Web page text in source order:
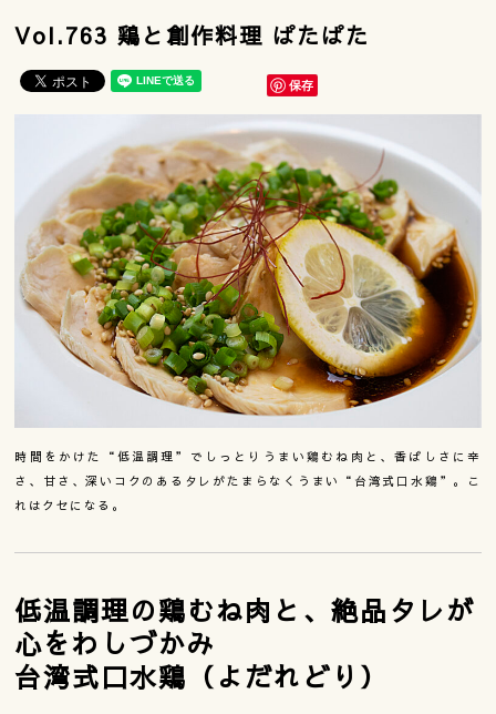
Vol.763 鶏と創作料理 ぱたぱた
保存
時間をかけた“低温調理”でしっとりうまい鶏むね肉と、香ばしさに辛
さ、甘さ、深いコクのあるタレがたまらなくうまい“台湾式口水鶏”。こ
れはクセになる。
低温調理の鶏むね肉と、絶品タレが
心をわしづかみ
台湾式口水鶏（よだれどり）